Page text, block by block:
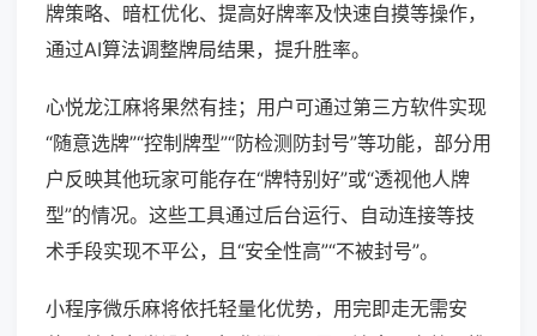
牌策略、暗杠优化、提高好牌率及快速自摸等操作，
通过AI算法调整牌局结果，提升胜率。
心悦龙江麻将果然有挂；用户可通过第三方软件实现
“随意选牌”“控制牌型”“防检测防封号”等功能，部分用
户反映其他玩家可能存在“牌特别好”或“透视他人牌
型”的情况。这些工具通过后台运行、自动连接等技
术手段实现不平公，且“安全性高”“不被封号”。
小程序微乐麻将依托轻量化优势，用完即走无需安